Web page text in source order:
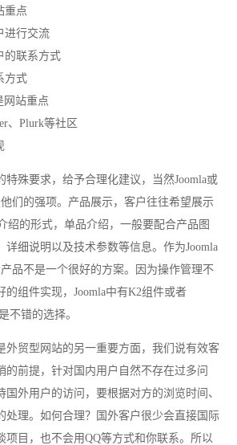
重点
进行交流
的联系方式
方式
网站重点
、Plurk等社区
特殊要求，给予合理化建议，当然Joomla或
们的强项。产品展示，客户往往希望展示
绍的形式，单品介绍，一般要配合产品图
详细说明以及技术参数等信息。作为Joomla
品不是一个很好的方案。因为操作管理不
的组件实现，Joomla中有K2组件或者
不错的选择。
外贸型网站的另一重要方面，我们说有效客
的前提，针对国内用户自然不存在过多问
外用户的访问，要根据对方的浏览时间、
处理。如何合理？国外客户很少会直接国际
项目，也不会用QQ等方式和你联系。所以